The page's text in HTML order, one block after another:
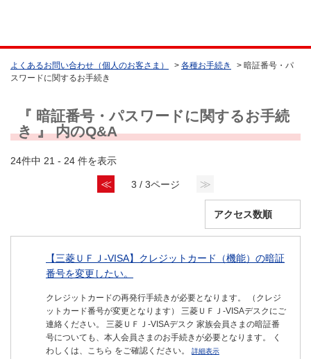
よくあるお問い合わせ（個人のお客さま） > 各種お手続き > 暗証番号・パ
スワードに関するお手続き
『 暗証番号・パスワードに関するお手続
き 』 内のQ&A
24件中 21 - 24 件を表示
≪ 3 / 3ページ ≫
【三菱ＵＦＪ-VISA】クレジットカード（機能）の暗証
番号を変更したい。
クレジットカードの再発行手続きが必要となります。 （クレジ
ットカード番号が変更となります） 三菱ＵＦＪ-VISAデスクにご
連絡ください。 三菱ＵＦＪ-VISAデスク 家族会員さまの暗証番
号についても、本人会員さまのお手続きが必要となります。 く
わしくは、こちら をご確認ください。
詳細表示